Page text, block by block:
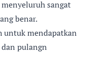
sangat
benar.
untuk mendapatkan
pulangn